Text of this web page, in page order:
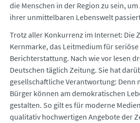
die Menschen in der Region zu sein,
ihrer unmittelbaren Lebenswelt
Trotz aller Konkurrenz im Internet: Die
Kernmarke, das Leitmedium für
Berichterstattung. Nach wie vor lesen
Deutschen täglich Zeitung. Sie hat
gesellschaftliche Verantwortung:
Bürger können am demokratischen
gestalten. So gilt es für moderne
qualitativ hochwertigen Angebote der